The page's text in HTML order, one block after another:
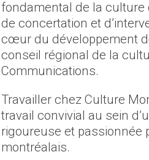
fondamental de la culture
de concertation et
cœur du développement
conseil régional de la
Communications.
Travailler chez Culture
travail convivial au sein
rigoureuse et passionnée
montréalais.